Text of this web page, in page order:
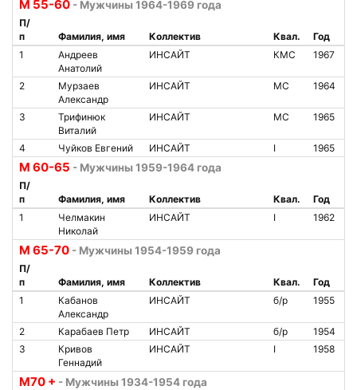
М 55-60 - Мужчины 1964-1969 года
П/
п
Фамилия, имя Коллектив Квал.
Год
1
Андреев
Анатолий
ИНСАЙТ КМС 1967
2
Мурзаев
Александр
ИНСАЙТ МС 1964
3
Трифинюк
Виталий
ИНСАЙТ МС 1965
4 Чуйков Евгений ИНСАЙТ I 1965
М 60-65 - Мужчины 1959-1964 года
П/
п
Фамилия, имя Коллектив Квал.
Год
1
Челмакин
Николай
ИНСАЙТ I 1962
М 65-70 - Мужчины 1954-1959 года
П/
п
Фамилия, имя Коллектив Квал.
Год
1
Кабанов
Александр
ИНСАЙТ б/р 1955
2 Карабаев Петр ИНСАЙТ б/р
1954
3
Кривов
Геннадий
ИНСАЙТ I 1958
М70 + - Мужчины 1934-1954 года